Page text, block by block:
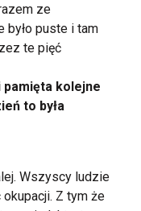
ze
puste i tam
te pięć
pamięta kolejne
to była
Wszyscy ludzie
Z tym że